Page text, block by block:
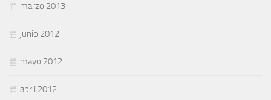
marzo 2013
junio 2012
mayo 2012
abril 2012